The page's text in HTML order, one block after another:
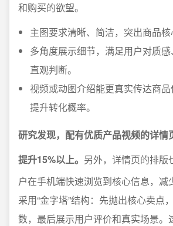
和购买的欲望。
主图要求清晰、简洁，突出商品核
多角度展示细节，满足用户对质
直观判断。
视频或动图介绍能更真实传达商
提升转化概率。
研究发现，配有优质产品视频的详情
提升15%以上。 另外，详情页的排版
户在手机端快速浏览到核心信息，减
采用“金字塔”结构：先抛出核心卖点
数，最后展示用户评价和真实场景。